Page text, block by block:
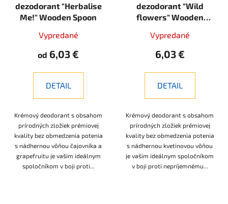
dezodorant "Herbalise
Me!" Wooden Spoon
Vypredané
od 6,03 €
DETAIL
Krémový deodorant s obsahom
prírodných zložiek prémiovej
kvality bez obmedzenia potenia
s nádhernou vôňou čajovníka a
grapefruitu je vašim ideálnym
spoločníkom v boji proti...
dezodorant "Wild
flowers" Wooden
Vypredané
6,03 €
DETAIL
Krémový deodorant s obsahom
prírodných zložiek prémiovej
kvality bez obmedzenia potenia
s nádhernou kvetinovou vôňou
je vašim ideálnym spoločníkom
v boji proti nepríjemnému...